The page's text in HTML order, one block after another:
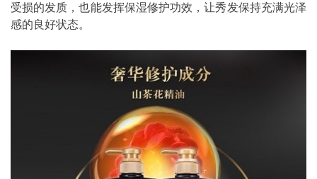
受损的发质，也能发挥保湿修护功效，让秀发保持充满光泽
感的良好状态。